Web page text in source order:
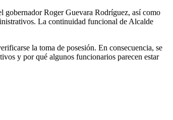
gobernador Roger Guevara Rodríguez, así como
La continuidad funcional de Alcalde
la toma de posesión. En consecuencia, se
y por qué algunos funcionarios parecen estar